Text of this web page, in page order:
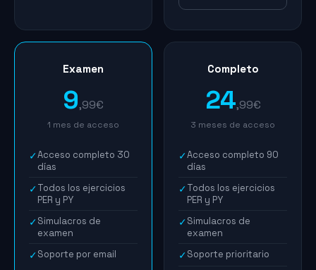
Examen
9,99€
1 mes de acceso
✓Acceso completo 30
días
✓Todos los ejercicios
PER y PY
✓Simulacros de
examen
✓Soporte por email
Completo
24,99€
3 meses de acceso
✓Acceso completo 90
días
✓Todos los ejercicios
PER y PY
✓Simulacros de
examen
✓Soporte prioritario